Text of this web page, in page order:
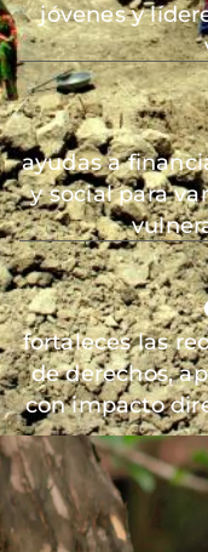
jóvenes y
ayudas a
y social para
fortaleces las
de derechos,
con impacto